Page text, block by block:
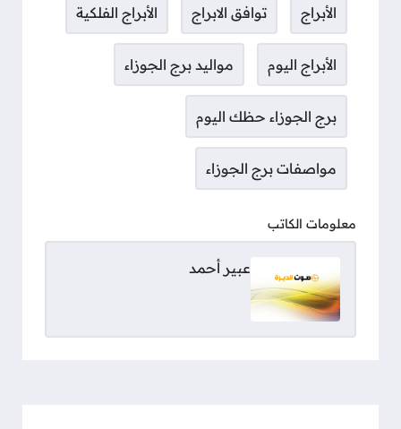
الأبراج توافق الابراج الأبراج الفلكية
الأبراج اليوم مواليد برج الجوزاء
برج الجوزاء حظك اليوم
مواصفات برج الجوزاء
معلومات الكاتب
عبير أحمد